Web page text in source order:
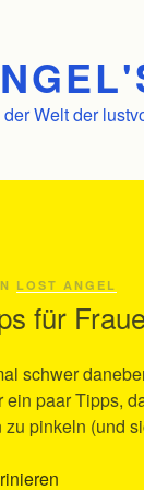
Welt der
LOST ANGEL
für
schwer
ein paar Tipps,
pinkeln (und